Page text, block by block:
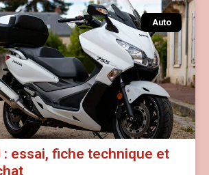
Auto
: essai, fiche technique et